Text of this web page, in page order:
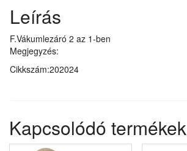
Leírás
F.Vákumlezáró 2 az 1-ben
Megjegyzés:
Cikkszám:202024
Kapcsolódó termékek